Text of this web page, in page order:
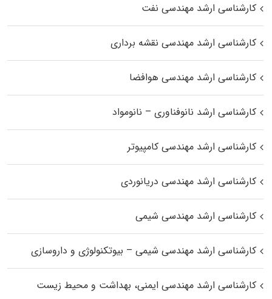
کارشناسی ارشد مهندسی نفت
کارشناسی ارشد مهندسی نقشه برداری
کارشناسی ارشد مهندسی هوافضا
کارشناسی ارشد نانوفناوری – نانومواد
کارشناسی ارشد مهندسی کامپیوتر
کارشناسی ارشد مهندسی دریانوردی
کارشناسی ارشد مهندسی شیمی
کارشناسی ارشد مهندسی شیمی – بیوتکنولوژی و داروسازی
کارشناسی ارشد مهندسی ایمنی، بهداشت و محیط زیست